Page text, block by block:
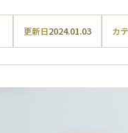
更新日2024.01.03 カ